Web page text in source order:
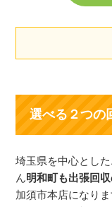
エアコン回収
エアコンの回
エアコン回収
理由
回収対象とな
選べる２つの
埼玉県を中心とし
ん明和町も出張回
加須市本店になり